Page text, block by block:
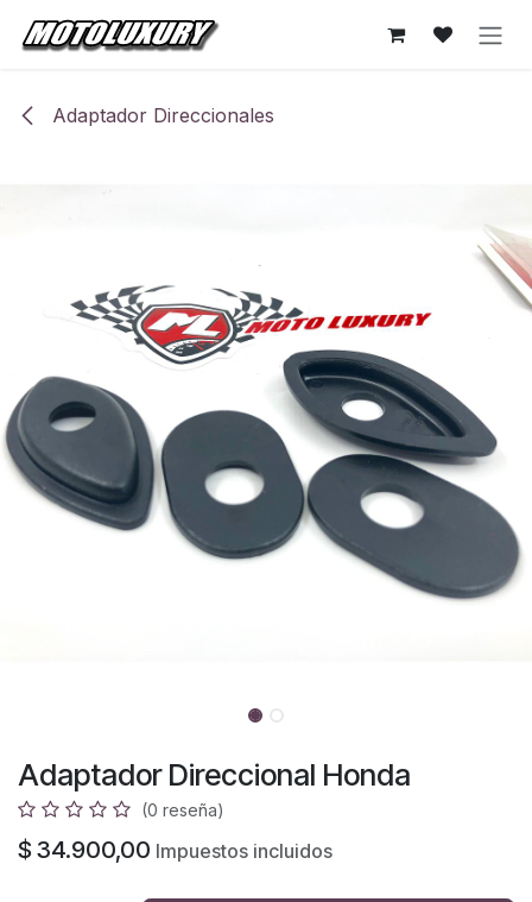
Ir al contenido
Adaptador Direccionales
Adaptador Direccional Honda
(0 reseña)
$ 34.900,00 Impuestos incluidos